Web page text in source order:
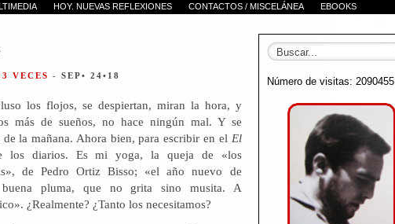
HOY. NUEVAS REFLEXIONES CONTACTOS / MISCELÁNEA EBOOKS
VECES - SEP• 24•18
los flojos, se despiertan, miran la hora, y
más de sueños, no hace ningún mal. Y se
la mañana. Ahora bien, para escribir en el El
los diarios. Es mi yoga, la queja de «los
de Pedro Ortiz Bisso; «el año nuevo de
pluma, que no grita sino musita. A
¿Realmente? ¿Tanto los necesitamos?
Número de visitas: 2090455